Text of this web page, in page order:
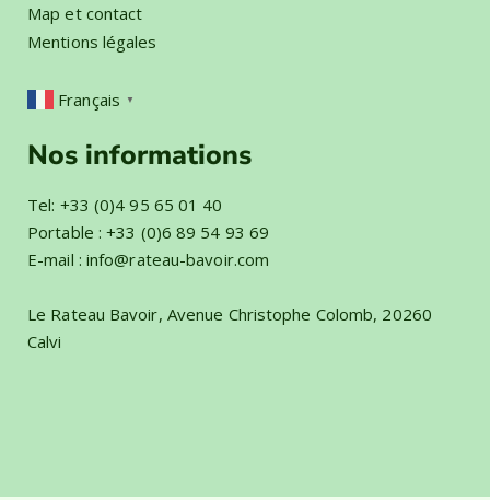
La résidence
Nos Tarifs et FAQ
Mentions légales
Français ▼
Nos informations
Tel:+33 (0)4 95 65 01 40
E-mail :info@rateau-bavoir.com